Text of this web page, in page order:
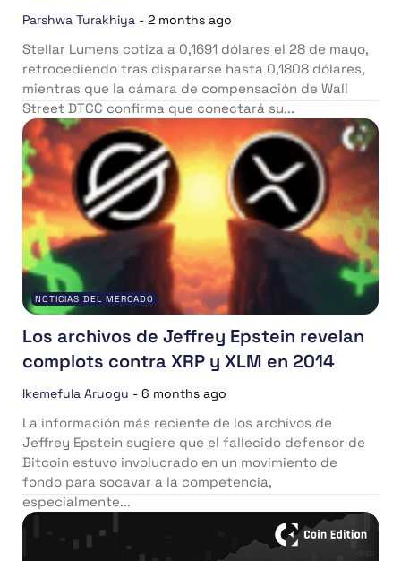
Parshwa Turakhiya - 2 months ago
Stellar Lumens cotiza a 0,1691 dólares el 28 de mayo,
retrocediendo tras dispararse hasta 0,1808 dólares,
mientras que la cámara de compensación de Wall
Street DTCC confirma que conectará su...
NOTICIAS DEL MERCADO
Los archivos de Jeffrey Epstein revelan
complots contra XRP y XLM en 2014
Ikemefula Aruogu - 6 months ago
La información más reciente de los archivos de
Jeffrey Epstein sugiere que el fallecido defensor de
Bitcoin estuvo involucrado en un movimiento de
fondo para socavar a la competencia,
especialmente...